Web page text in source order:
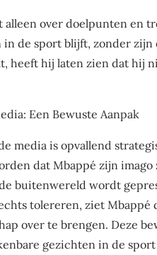
alleen over doelpunten en
in de sport blijft, zonder
heeft hij laten zien dat hij
Een Bewuste Aanpak
media is opvallend
dat Mbappé zijn
buitenwereld wordt
tolereren, ziet
over te brengen. Deze
gezichten in de